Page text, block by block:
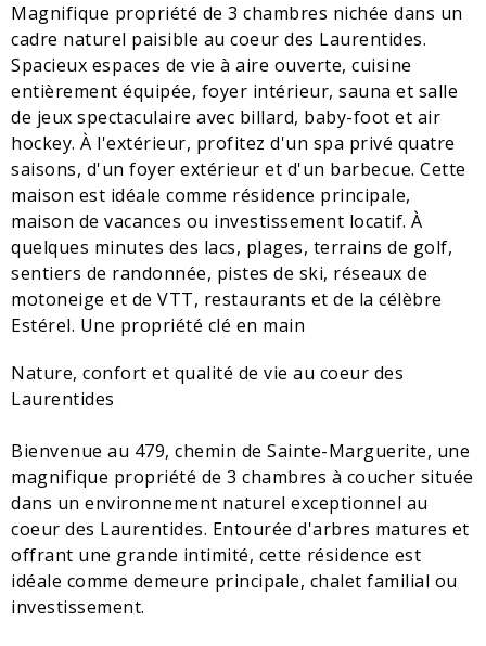
Magnifique propriété de 3 chambres nichée dans un
cadre naturel paisible au coeur des Laurentides.
Spacieux espaces de vie à aire ouverte, cuisine
entièrement équipée, foyer intérieur, sauna et salle
de jeux spectaculaire avec billard, baby-foot et air
hockey. À l'extérieur, profitez d'un spa privé quatre
saisons, d'un foyer extérieur et d'un barbecue. Cette
maison est idéale comme résidence principale,
maison de vacances ou investissement locatif. À
quelques minutes des lacs, plages, terrains de golf,
sentiers de randonnée, pistes de ski, réseaux de
motoneige et de VTT, restaurants et de la célèbre
Estérel. Une propriété clé en main
Nature, confort et qualité de vie au coeur des
Laurentides
Bienvenue au 479, chemin de Sainte-Marguerite, une
magnifique propriété de 3 chambres à coucher située
dans un environnement naturel exceptionnel au
coeur des Laurentides. Entourée d'arbres matures et
offrant une grande intimité, cette résidence est
idéale comme demeure principale, chalet familial ou
investissement.